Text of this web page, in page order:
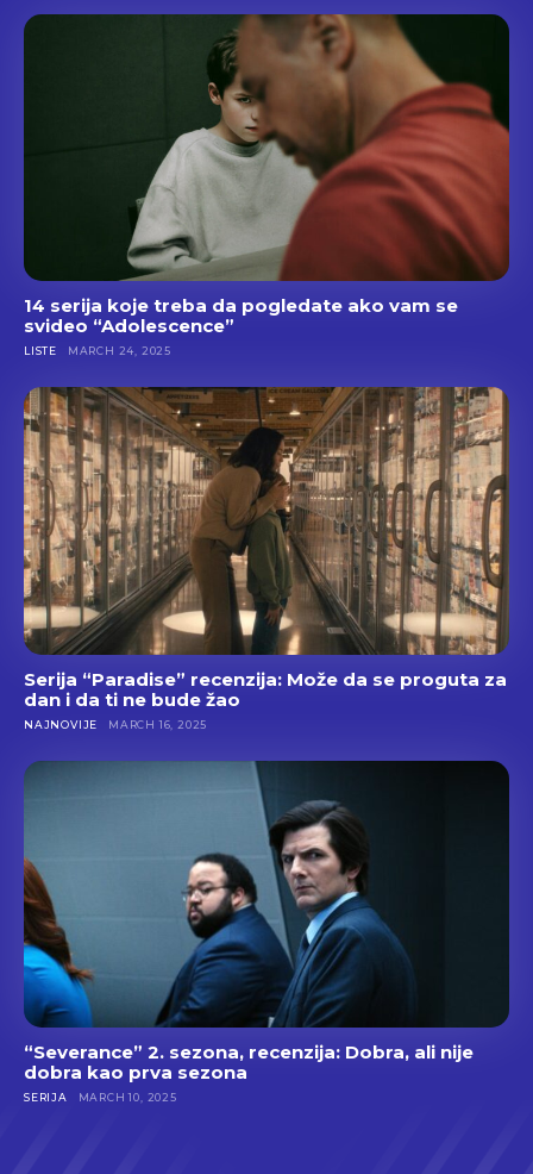
14 serija koje treba da pogledate ako vam se
svideo “Adolescence”
LISTE MARCH 24, 2025
Serija “Paradise” recenzija: Može da se proguta za
dan i da ti ne bude žao
NAJNOVIJE MARCH 16, 2025
“Severance” 2. sezona, recenzija: Dobra, ali nije
dobra kao prva sezona
SERIJA MARCH 10, 2025